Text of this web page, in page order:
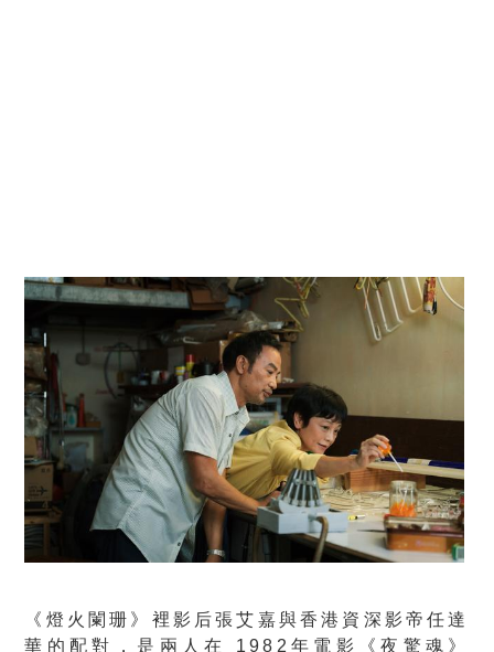
《燈火闌珊》裡影后張艾嘉與香港資深影帝任達
華的配對，是兩人在 1982年電影《夜驚魂》